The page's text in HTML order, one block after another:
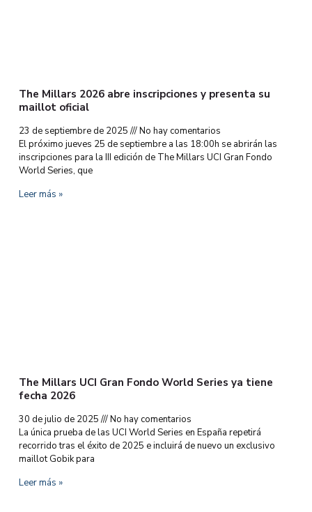
The Millars 2026 abre inscripciones y presenta su
maillot oficial
23 de septiembre de 2025
No hay comentarios
El próximo jueves 25 de septiembre a las 18:00h se abrirán las
inscripciones para la III edición de The Millars UCI Gran Fondo
World Series, que
Leer más »
The Millars UCI Gran Fondo World Series ya tiene
fecha 2026
30 de julio de 2025
No hay comentarios
La única prueba de las UCI World Series en España repetirá
recorrido tras el éxito de 2025 e incluirá de nuevo un exclusivo
maillot Gobik para
Leer más »